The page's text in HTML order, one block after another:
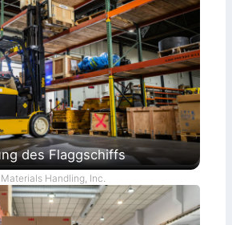
des Flaggschiffs
Handling, Inc.